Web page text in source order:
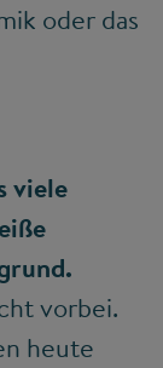
oder das
viele
vorbei.
heute